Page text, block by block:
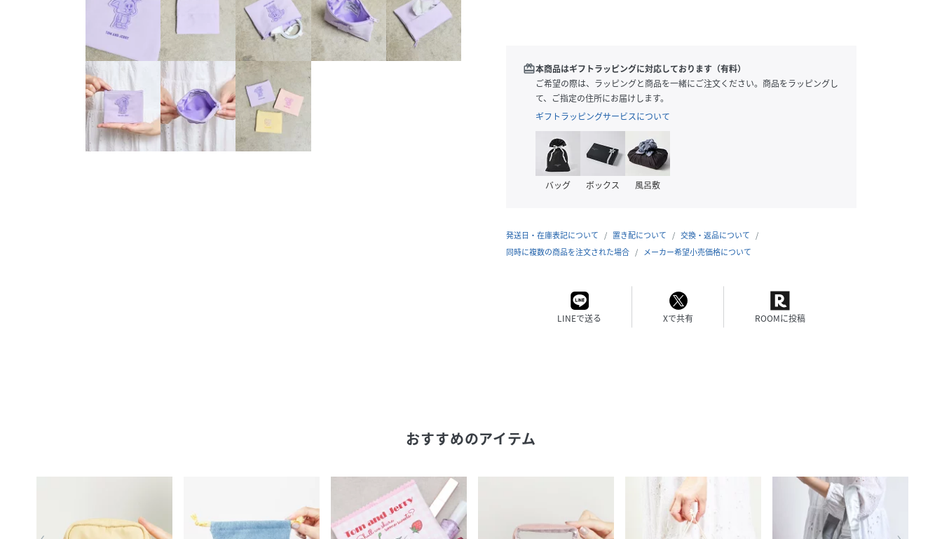
redeem本商品はギフトラッピングに対応しております（有料）
ご希望の際は、ラッピングと商品を一緒にご注文ください。商品をラッピングし
て、ご指定の住所にお届けします。
ギフトラッピングサービスについて
バッグ ボックス 風呂敷
発送日・在庫表記について 置き配について
交換・返品について
同時に複数の商品を注文された場合
メーカー希望小売価格について
LINEで送る Xで共有 ROOMに投稿
おすすめのアイテム